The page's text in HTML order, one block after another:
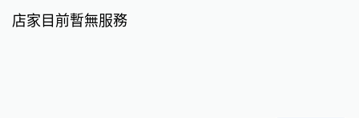
店家目前暫無服務